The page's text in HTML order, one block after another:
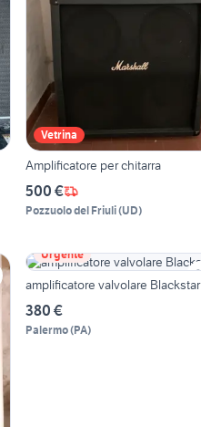
Vetrina
Amplificatore per chitarra
500 €
Pozzuolo del Friuli(UD)
Urgente
amplificatore valvolare Blackstar
380 €
Palermo(PA)